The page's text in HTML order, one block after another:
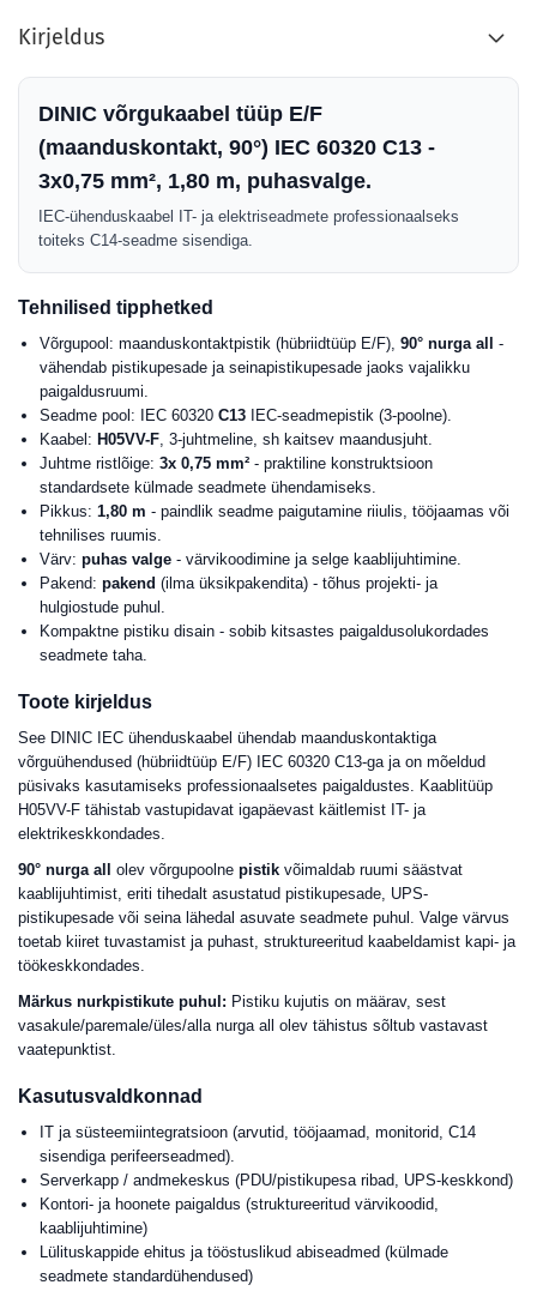
Kirjeldus
DINIC võrgukaabel tüüp E/F
(maanduskontakt, 90°) IEC 60320 C13 -
3x0,75 mm², 1,80 m, puhasvalge.
IEC-ühenduskaabel IT- ja elektriseadmete professionaalseks
toiteks C14-seadme sisendiga.
Tehnilised tipphetked
Võrgupool: maanduskontaktpistik (hübriidtüüp E/F), 90° nurga all
-
vähendab pistikupesade ja seinapistikupesade jaoks vajalikku
paigaldusruumi.
Seadme pool: IEC 60320 C13 IEC-seadmepistik (3-poolne).
Kaabel: H05VV-F, 3-juhtmeline, sh kaitsev maandusjuht.
Juhtme ristlõige: 3x 0,75 mm² - praktiline konstruktsioon
standardsete külmade seadmete ühendamiseks.
Pikkus: 1,80 m - paindlik seadme paigutamine riiulis, tööjaamas või
tehnilises ruumis.
Värv: puhas valge - värvikoodimine ja selge kaablijuhtimine.
Pakend: pakend (ilma üksikpakendita) - tõhus projekti- ja
hulgiostude puhul.
Kompaktne pistiku disain - sobib kitsastes paigaldusolukordades
seadmete taha.
Toote kirjeldus
See DINIC IEC ühenduskaabel ühendab maanduskontaktiga
võrguühendused (hübriidtüüp E/F) IEC 60320 C13-ga ja on mõeldud
püsivaks kasutamiseks professionaalsetes paigaldustes. Kaablitüüp
H05VV-F tähistab vastupidavat igapäevast käitlemist IT- ja
elektrikeskkondades.
90° nurga all
olev võrgupoolne pistik võimaldab ruumi säästvat
kaablijuhtimist, eriti tihedalt asustatud pistikupesade, UPS-
pistikupesade või seina lähedal asuvate seadmete puhul. Valge värvus
toetab kiiret tuvastamist ja puhast, struktureeritud kaabeldamist kapi- ja
töökeskkondades.
Märkus nurkpistikute puhul: Pistiku kujutis on määrav, sest
vasakule/paremale/üles/alla nurga all olev tähistus sõltub vastavast
vaatepunktist.
Kasutusvaldkonnad
IT ja süsteemiintegratsioon (arvutid, tööjaamad, monitorid, C14
sisendiga perifeerseadmed).
Serverkapp / andmekeskus (PDU/pistikupesa ribad, UPS-keskkond)
Kontori- ja hoonete paigaldus (struktureeritud värvikoodid,
kaablijuhtimine)
Lülituskappide ehitus ja tööstuslikud abiseadmed (külmade
seadmete standardühendused)